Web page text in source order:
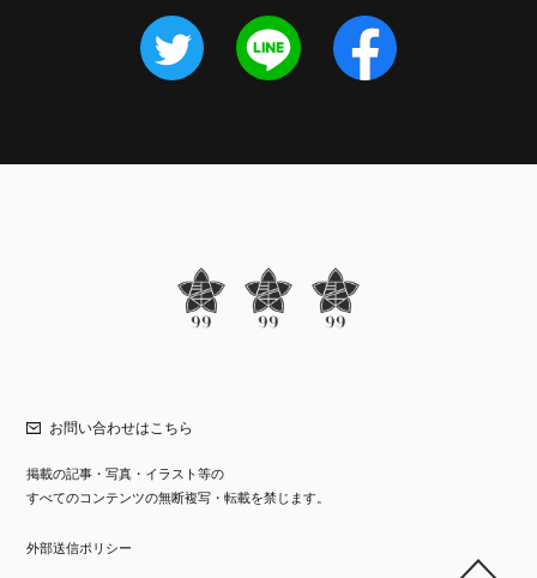
お問い合わせはこちら
掲載の記事・写真・イラスト等の
すべてのコンテンツの無断複写・転載を禁じます。
外部送信ポリシー